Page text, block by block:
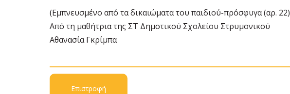
(Εμπνευσμένο από τα δικαιώματα του παιδιού-πρόσφυγα (αρ. 22)
Από τη μαθήτρια της ΣΤ Δημοτικού Σχολείου Στρυμονικού
Αθανασία Γκρίμπα
Επιστροφή